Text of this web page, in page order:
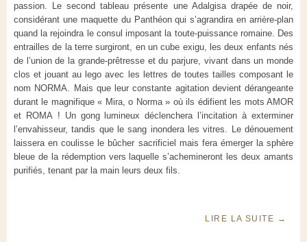
passion. Le second tableau présente une Adalgisa drapée de noir,
considérant une maquette du Panthéon qui s’agrandira en arrière-plan
quand la rejoindra le consul imposant la toute-puissance romaine. Des
entrailles de la terre surgiront, en un cube exigu, les deux enfants nés
de l’union de la grande-prêtresse et du parjure, vivant dans un monde
clos et jouant au lego avec les lettres de toutes tailles composant le
nom NORMA. Mais que leur constante agitation devient dérangeante
durant le magnifique « Mira, o Norma » où ils édifient les mots AMOR
et ROMA ! Un gong lumineux déclenchera l’incitation à exterminer
l’envahisseur, tandis que le sang inondera les vitres. Le dénouement
laissera en coulisse le bûcher sacrificiel mais fera émerger la sphère
bleue de la rédemption vers laquelle s’achemineront les deux amants
purifiés, tenant par la main leurs deux fils.
LIRE LA SUITE →